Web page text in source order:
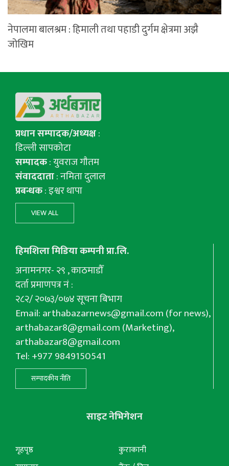
नेपालमा बालश्रम : हिमाली तथा पहाडी दुर्गम क्षेत्रमा अझै
जोखिम
प्रधान सम्पादक/अध्यक्ष:
डिल्ली सापकोटा
सम्पादक: युवराज गाैतम
संवाददाता: नमिता दुलाल
प्रबन्धक: इश्वर थापा
VIEW ALL
हिमशिला मिडिया कम्पनी प्रा.लि.
अनामनगर- २९ , काठमाडौँ
दर्ता प्रमाणपत्र नं :
२८२/ २०७३/०७४ सूचना बिभाग
Email:arthabazarnews@gmail.com(for news),
arthabazar8@gmail.com(Marketing),
arthabazar8@gmail.com
Tel: +977 9849150541
सम्पादकीय नीति
साइट नेभिगेशन
गृहपृष्ठ
कुराकानी